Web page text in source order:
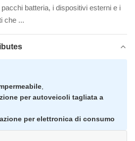
batteria, i dispositivi esterni e i
che ...
per autoveicoli tagliata a
per elettronica di consumo